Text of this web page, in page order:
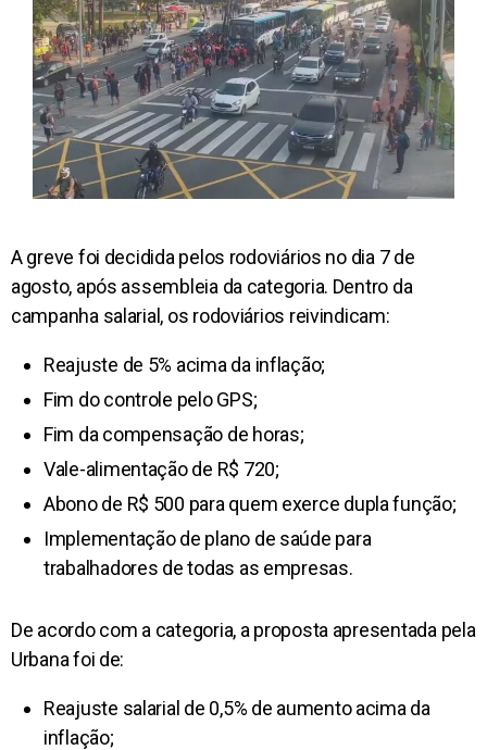
A greve foi decidida pelos rodoviários no dia 7 de
agosto, após assembleia da categoria. Dentro da
campanha salarial, os rodoviários reivindicam:
Reajuste de 5% acima da inflação;
Fim do controle pelo GPS;
Fim da compensação de horas;
Vale-alimentação de R$ 720;
Abono de R$ 500 para quem exerce dupla função;
Implementação de plano de saúde para
trabalhadores de todas as empresas.
De acordo com a categoria, a proposta apresentada pela
Urbana foi de:
Reajuste salarial de 0,5% de aumento acima da
inflação;